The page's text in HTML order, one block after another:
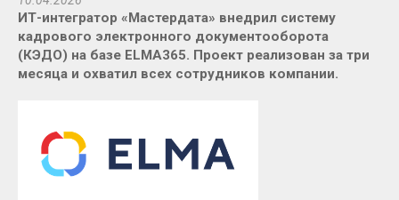
ИТ-интегратор «Мастердата» внедрил систему
кадрового электронного документооборота
(КЭДО) на базе ELMA365. Проект реализован за три
месяца и охватил всех сотрудников компании.